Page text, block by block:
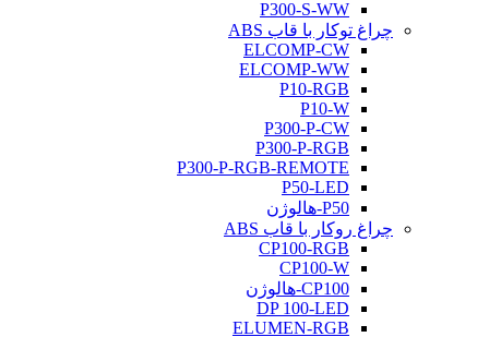
P300-S-WW
چراغ توکار با قاب ABS
ELCOMP-CW
ELCOMP-WW
P10-RGB
P10-W
P300-P-CW
P300-P-RGB
P300-P-RGB-REMOTE
P50-LED
P50-هالوژن
چراغ روکار با قاب ABS
CP100-RGB
CP100-W
CP100-هالوژن
DP 100-LED
ELUMEN-RGB